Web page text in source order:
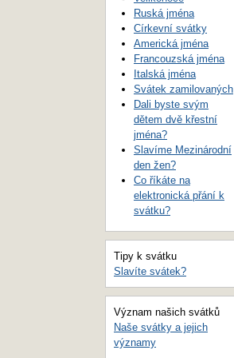
Ruská jména
Církevní svátky
Americká jména
Francouzská jména
Italská jména
Svátek zamilovaných
Dali byste svým
dětem dvě křestní
jména?
Slavíme Mezinárodní
den žen?
Co říkáte na
elektronická přání k
svátku?
Tipy k svátku
Slavíte svátek?
Význam našich svátků
Naše svátky a jejich
významy